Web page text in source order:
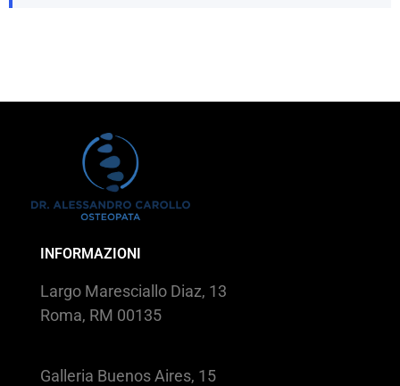
INFORMAZIONI
Largo Maresciallo Diaz, 13
Roma, RM 00135
Galleria Buenos Aires, 15